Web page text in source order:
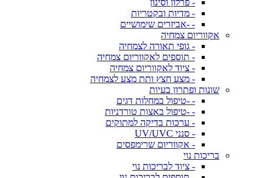
- פרלון וסינון
- מדיות ובקטריות
- -אביזרים שימושיים
אקווריום צמחיה
- גופי תאורה לצמחיה
- תוספים לאקווריום צמחיה
- ציוד לאקווריום צמחיה
- מצע חצץ ותת מצע לצמחיה
שונות ופתרון בעיות
- -טיפול במחלות דגים
- -טיפול באצות טורדניות
- ערכות בדיקה למתוקים
- סנני UV/UVC
- אקווריום שרימפסים
בריכות נוי
- ציוד לבריכות נוי